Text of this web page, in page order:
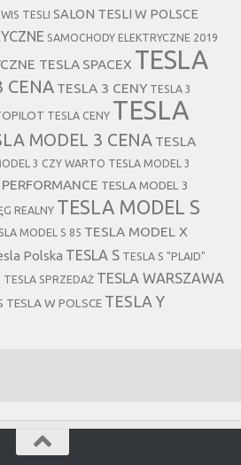
TESLI SALON TESLI W POLSCE
SAMOCHODY ELEKTRYCZNE 2019
TESLA SPACEX TESLA
CENA TESLA 3 CENY TESLA 3
TESLA CENY TESLA
MODEL 3 CENA TESLA
3 CZY WARTO TESLA MODEL 3
TESLA MODEL 3
REALNY TESLA MODEL S
MODEL S 85 TESLA MODEL X
Polska TESLA S TESLA S "PLAID"
TESLA SPRZEDAŻ TESLA WARSZAWA
TESLA W POLSCE TESLA Y